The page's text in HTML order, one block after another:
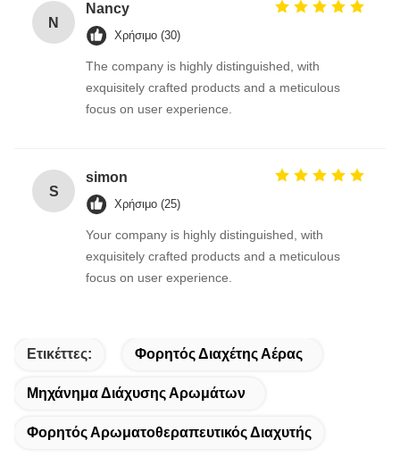
N
Nancy
Χρήσιμο (30)
The company is highly distinguished, with
exquisitely crafted products and a meticulous
focus on user experience.
S
simon
Χρήσιμο (25)
Your company is highly distinguished, with
exquisitely crafted products and a meticulous
focus on user experience.
Ετικέττες: Φορητός Διαχέτης Αέρας
Μηχάνημα Διάχυσης Αρωμάτων
Φορητός Αρωματοθεραπευτικός Διαχυτής